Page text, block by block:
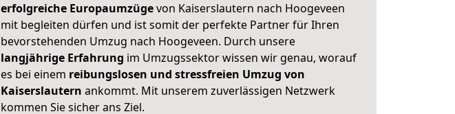
erfolgreiche Europaumzügevon Kaiserslautern nach Hoogeveen
mit begleiten dürfen und ist somit der perfekte Partner für Ihren
bevorstehenden Umzug nach Hoogeveen. Durch unsere
langjährige Erfahrung im Umzugssektor wissen wir genau, worauf
es bei einem reibungslosen und stressfreien Umzug von
Kaiserslautern ankommt. Mit unserem zuverlässigen Netzwerk
kommen Sie sicher ans Ziel.